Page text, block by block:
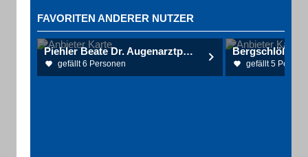
FAVORITEN ANDERER NUTZER
Piehler Beate Dr. Augenarztpraxis
gefällt 6 Personen gefällt 5